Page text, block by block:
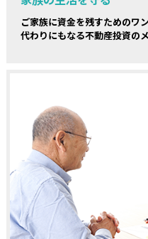
ご家族に資金を残すためのワ
代わりにもなる不動産投資の